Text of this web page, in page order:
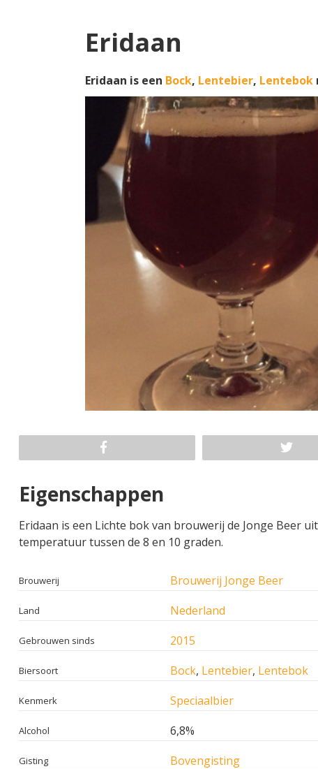
Eridaan
Eridaan is een Bock, Lentebier, Lentebok
Eigenschappen
Eridaan is een Lichte bok van brouwerij de Jonge Beer
temperatuur tussen de 8 en 10 graden.
Brouwerij Brouwerij Jonge Beer
Land Nederland
Gebrouwen sinds 2015
Biersoort Bock, Lentebier, Lentebok
Kenmerk Speciaalbier
Alcohol 6,8%
Gisting Bovengisting